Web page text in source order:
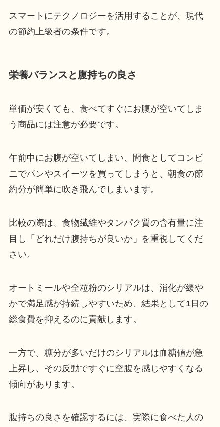
スマートにテクノロジーを活用することが、現代
の節約上級者の条件です。
栄養バランスと腹持ちの良さ
単価が安くても、食べてすぐにお腹が空いてしま
う商品には注意が必要です。
午前中にお腹が空いてしまい、間食としてコンビ
ニでパンやスイーツを買ってしまうと、朝食の節
約分が簡単に吹き飛んでしまいます。
比較の際は、食物繊維やタンパク質の含有量に注
目し「どれだけ腹持ちが良いか」を重視してくだ
さい。
オートミールや全粒粉のシリアルは、消化が緩や
かで満足感が持続しやすいため、結果として1日の
総食費を抑えるのに貢献します。
一方で、糖分が多いだけのシリアルは血糖値が急
上昇し、その反動ですぐに空腹を感じやすくなる
傾向があります。
腹持ちの良さを確認するには、実際に食べた人の